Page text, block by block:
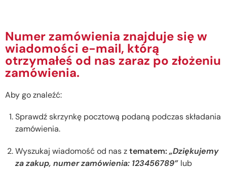
Numer zamówienia znajduje się w
wiadomości e-mail, którą
otrzymałeś od nas zaraz po złożeniu
zamówienia.
Aby go znaleźć:
Sprawdź skrzynkę pocztową podaną podczas składania
zamówienia.
Wyszukaj wiadomość od nas ztematem: „Dziękujemy
za zakup, numer zamówienia: 123456789” lub